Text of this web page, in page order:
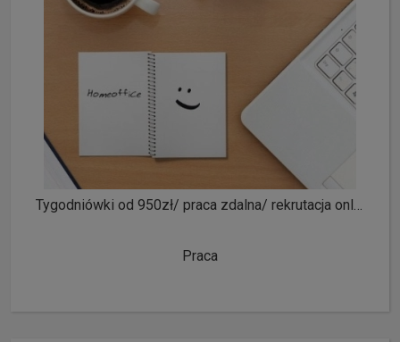
Tygodniówki od 950zł/ praca zdalna/ rekrutacja online/ obsługa klienta
Praca